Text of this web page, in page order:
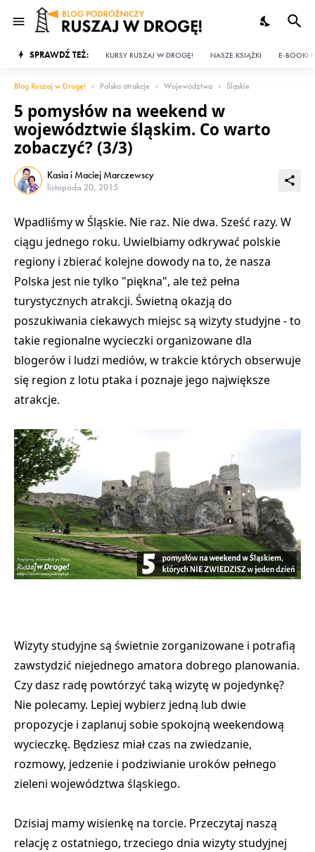
SPRAWDŹ TEŻ: KURSY RUSZAJ W DROGĘ! NASZE KSIĄŻKI E-BOOKI
Blog Ruszaj w Drogę! Polska atrakcje Województwa Śląskie
5 pomysłów na weekend w
województwie śląskim. Co warto
zobaczyć? (3/3)
Kasia i Maciej Marczewscy
listopada 20, 2015
Wpadliśmy w Śląskie. Nie raz. Nie dwa. Sześć razy. W
ciągu jednego roku. Uwielbiamy odkrywać polskie
regiony i zbierać kolejne dowody na to, że nasza
Polska jest nie tylko "piękna", ale też pełna
turystycznych atrakcji. Świetną okazją do
poszukiwania ciekawych miejsc są wizyty studyjne - to
takie regionalne wycieczki organizowane dla
blogerów i ludzi mediów, w trakcie których obserwuje
się region z lotu ptaka i poznaje jego największe
atrakcje.
Wizyty studyjne są świetnie zorganizowane i potrafią
zawstydzić niejednego amatora dobrego planowania.
Czy dasz radę powtórzyć taką wizytę w pojedynkę?
Nie polecamy. Lepiej wybierz jedną lub dwie
propozycje i zaplanuj sobie spokojną weekendową
wycieczkę. Będziesz miał czas na zwiedzanie,
rozmowy, jedzenie i podziwianie uroków pełnego
zieleni województwa śląskiego.
Dzisiaj mamy wisienkę na torcie. Przeczytaj naszą
relację z ostatniego, trzeciego dnia wizyty studyjnej